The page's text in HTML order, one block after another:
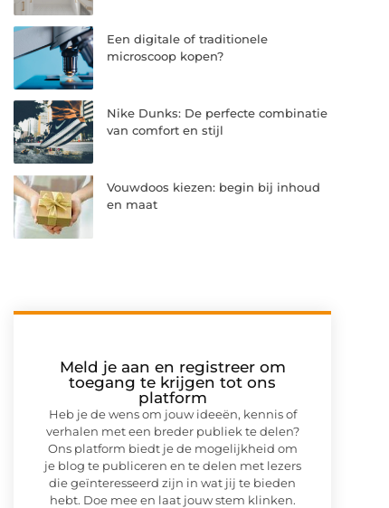
Een digitale of traditionele
microscoop kopen?
Nike Dunks: De perfecte combinatie
van comfort en stijl
Vouwdoos kiezen: begin bij inhoud
en maat
Meld je aan en registreer om
toegang te krijgen tot ons
platform
Heb je de wens om jouw ideeën, kennis of
verhalen met een breder publiek te delen?
Ons platform biedt je de mogelijkheid om
je blog te publiceren en te delen met lezers
die geïnteresseerd zijn in wat jij te bieden
hebt. Doe mee en laat jouw stem klinken.